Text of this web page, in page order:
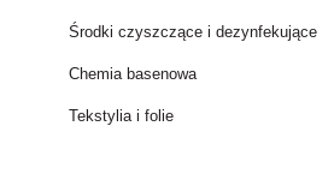
Środki czyszczące i dezynfekujące
Chemia basenowa
Tekstylia i folie